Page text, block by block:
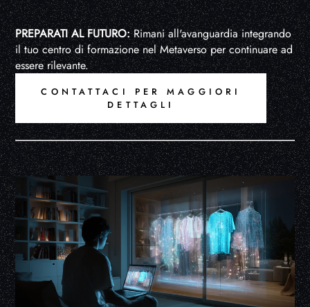
PREPARATI AL FUTURO:Rimani all'avanguardia integrando
il tuo centro di formazione nel Metaverso per continuare ad
essere rilevante.
CONTATTACI PER MAGGIORI
DETTAGLI